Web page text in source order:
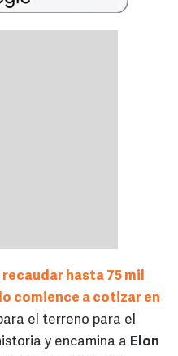
hasta 75 mil
comience a cotizar en
el terreno para el
y encamina a Elon